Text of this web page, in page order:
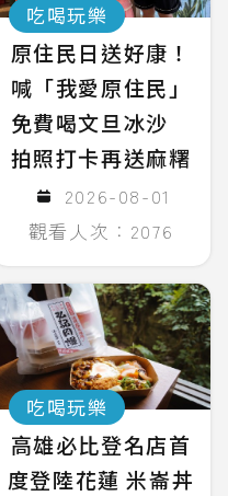
吃喝玩樂
原住民日送好康！
喊「我愛原住民」
免費喝文旦冰沙
拍照打卡再送麻糬
2026-08-01
觀看人次：2076
吃喝玩樂
高雄必比登名店首
度登陸花蓮 米崙丼